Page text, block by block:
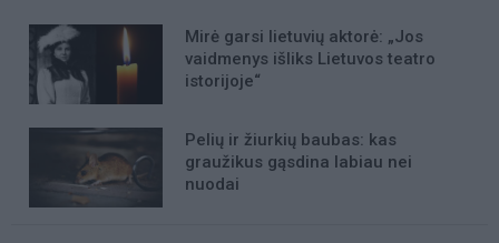
Mirė garsi lietuvių aktorė: „Jos
vaidmenys išliks Lietuvos teatro
istorijoje“
Pelių ir žiurkių baubas: kas
graužikus gąsdina labiau nei
nuodai